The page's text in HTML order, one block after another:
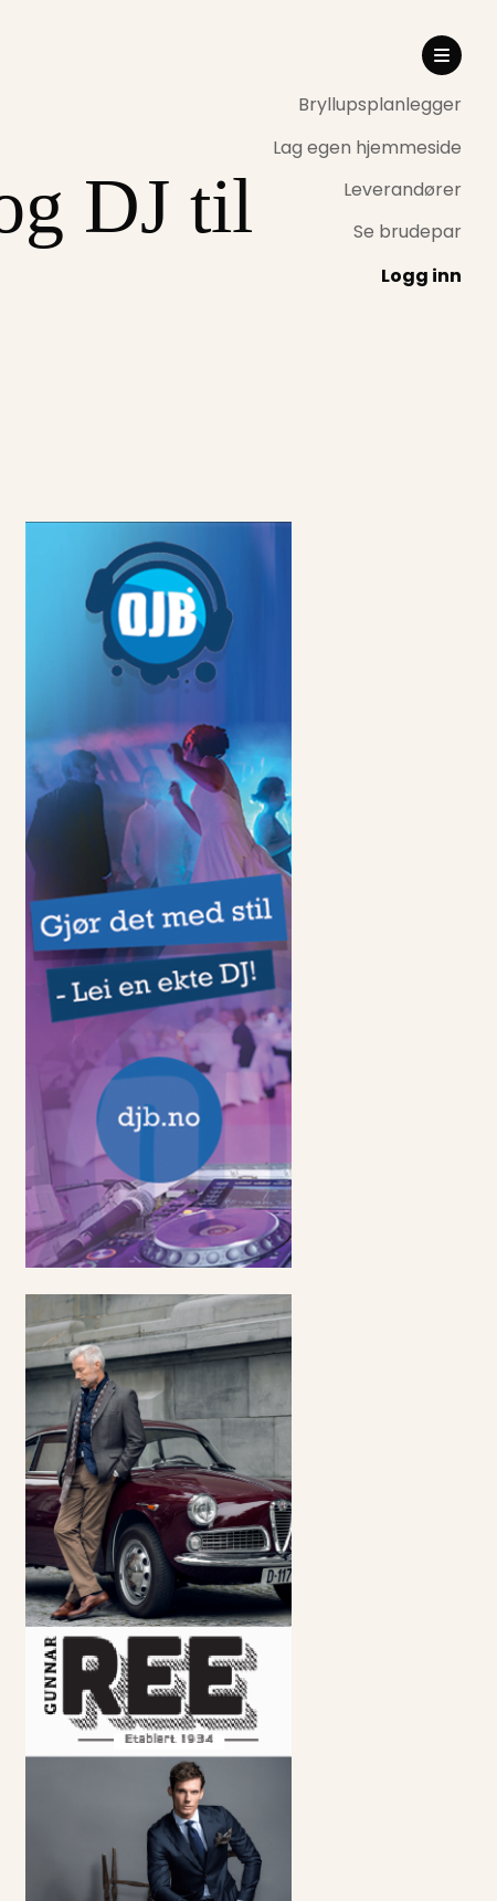
Bryllupsplanlegger
Lag egen hjemmeside
Leverandører
Se brudepar
Logg inn
DJ til